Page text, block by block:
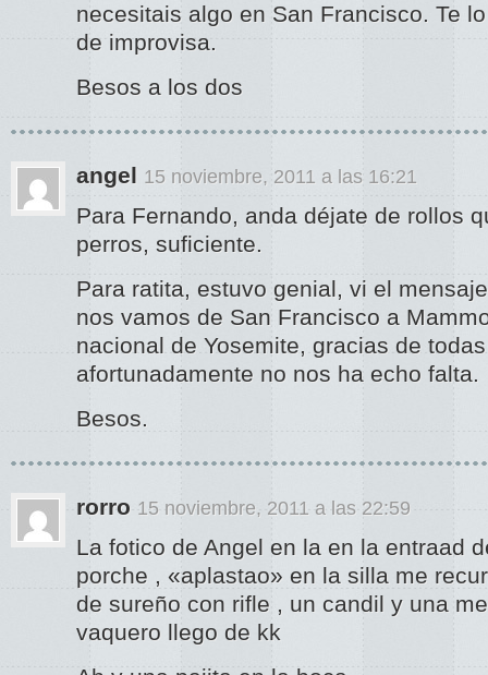
necesitais algo en San Francisco. Te
de improvisa.
Besos a los dos
angel 15 noviembre, 2011 a las 16:21
Para Fernando, anda déjate de rollos
perros, suficiente.
Para ratita, estuvo genial, vi el
nos vamos de San Francisco a
nacional de Yosemite, gracias de
afortunadamente no nos ha echo falta.
Besos.
rorro 15 noviembre, 2011 a las 22:59
La fotico de Angel en la en la entraad
porche , «aplastao» en la silla me
de sureño con rifle , un candil y una
vaquero llego de kk